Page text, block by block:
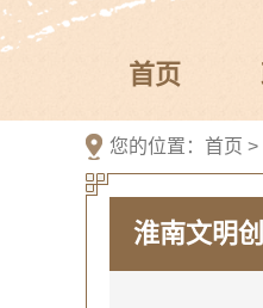
首页
您的位置： 首页 >
淮南文明